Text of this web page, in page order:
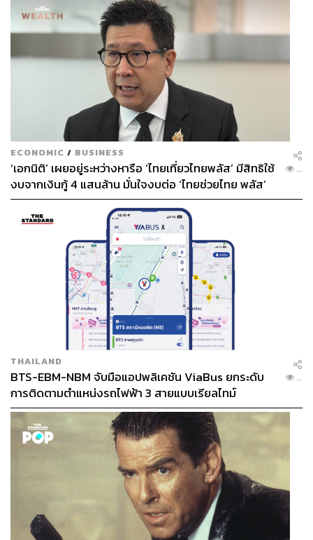
ECONOMIC / BUSINESS
‘เอกนิติ’ เผยอยู่ระหว่างหารือ ‘ไทยเที่ยวไทยพลัส’ มีสิทธิใช้
งบจากเงินกู้ 4 แสนล้าน มั่นใจงบต่อ ‘ไทยช่วยไทย พลัส’
เฟส 2 มีเพียงพอ
...
THAILAND
BTS-EBM-NBM จับมือแอปพลิเคชัน ViaBus ยกระดับ
การติดตามตำแหน่งรถไฟฟ้า 3 สายแบบเรียลไทม์
...